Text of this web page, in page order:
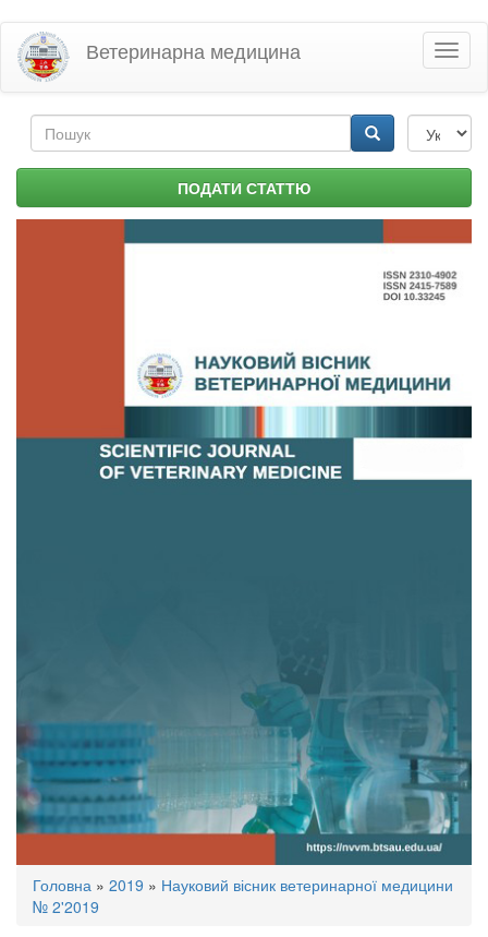
Перейти
основного
матеріалу
Ветеринарна медицина
Пошукова
форма ПОДАТИ СТАТТЮ
Ви
Головна » 2019 » Науковий вісник ветеринарної медицини
№ 2'2019